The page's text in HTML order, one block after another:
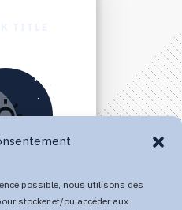
possible, nous utilisons des
stocker et/ou accéder aux